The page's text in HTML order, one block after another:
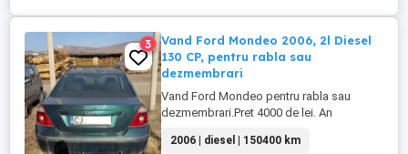
3
Vand Ford Mondeo 2006, 2l Diesel
130 CP, pentru rabla sau
dezmembrari
Vand Ford Mondeo pentru rabla sau
dezmembrari.Pret 4000 de lei. An
de viteze: Manuală Dotari: ABS, Airbag-uri
2006 | diesel | 150400 km